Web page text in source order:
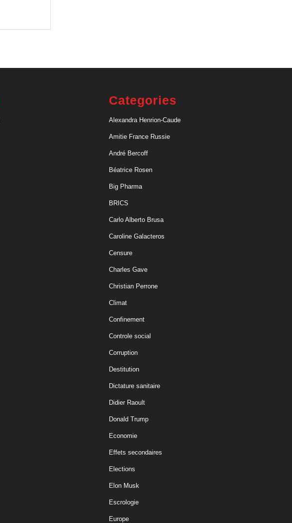
Categories
Alexandra Henrion-Caude
Amitie France Russie
André Bercoff
Béatrice Rosen
Big Pharma
BRICS
Carlo Alberto Brusa
Caroline Galacteros
Censure
Charles Gave
Christian Perrone
Climat
Confinement
Controle social
Corruption
Destitution
Dictature sanitaire
Didier Raoult
Donald Trump
Economie
Effets secondaires
Elections
Elon Musk
Escrologie
Europe